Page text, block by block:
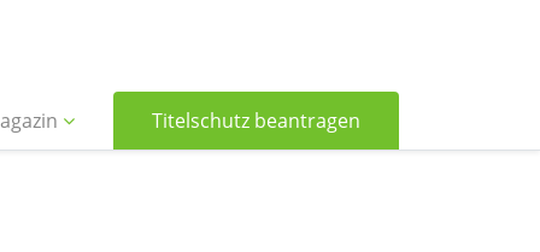
Titelschutz beantragen